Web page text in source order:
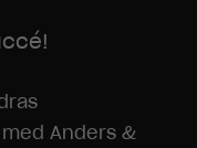
Anders &